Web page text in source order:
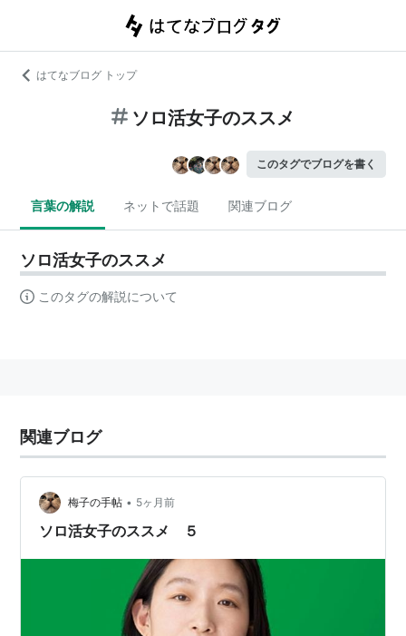
はてなブログ トップ
ソロ活女子のススメ
このタグでブログを書く
言葉の解説 ネットで話題 関連ブログ
ソロ活女子のススメ
このタグの解説について
関連ブログ
梅子の手帖 • 5ヶ月前
ソロ活女子のススメ ５